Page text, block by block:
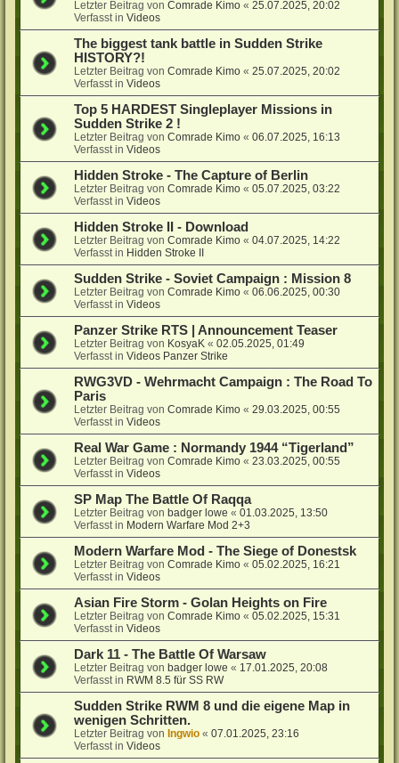
Letzter Beitrag vonComrade Kimo «25.07.2025, 20:02
Verfasst inVideos
The biggest tank battle in Sudden Strike
HISTORY?!
Letzter Beitrag vonComrade Kimo «25.07.2025, 20:02
Verfasst inVideos
Top 5 HARDEST Singleplayer Missions in
Sudden Strike 2 !
Letzter Beitrag vonComrade Kimo «06.07.2025, 16:13
Verfasst inVideos
Hidden Stroke - The Capture of Berlin
Letzter Beitrag vonComrade Kimo «05.07.2025, 03:22
Verfasst inVideos
Hidden Stroke II - Download
Letzter Beitrag vonComrade Kimo «04.07.2025, 14:22
Verfasst in Hidden Stroke II
Sudden Strike - Soviet Campaign : Mission 8
Letzter Beitrag vonComrade Kimo «06.06.2025, 00:30
Verfasst inVideos
Panzer Strike RTS | Announcement Teaser
Letzter Beitrag von KosyaK «02.05.2025, 01:49
Verfasst inVideos Panzer Strike
RWG3VD - Wehrmacht Campaign : The Road To
Paris
Letzter Beitrag vonComrade Kimo «29.03.2025, 00:55
Verfasst inVideos
Real War Game : Normandy 1944 “Tigerland”
Letzter Beitrag vonComrade Kimo «23.03.2025, 00:55
Verfasst inVideos
SP Map The Battle Of Raqqa
Letzter Beitrag vonbadger lowe «01.03.2025, 13:50
Verfasst in Modern Warfare Mod 2+3
Modern Warfare Mod - The Siege of Donestsk
Letzter Beitrag vonComrade Kimo «05.02.2025, 16:21
Verfasst inVideos
Asian Fire Storm - Golan Heights on Fire
Letzter Beitrag vonComrade Kimo «05.02.2025, 15:31
Verfasst inVideos
Dark 11 - The Battle Of Warsaw
Letzter Beitrag vonbadger lowe « 17.01.2025, 20:08
Verfasst in RWM 8.5 für SS RW
Sudden Strike RWM 8 und die eigene Map in
wenigen Schritten.
Letzter Beitrag vonIngwio «07.01.2025, 23:16
Verfasst inVideos